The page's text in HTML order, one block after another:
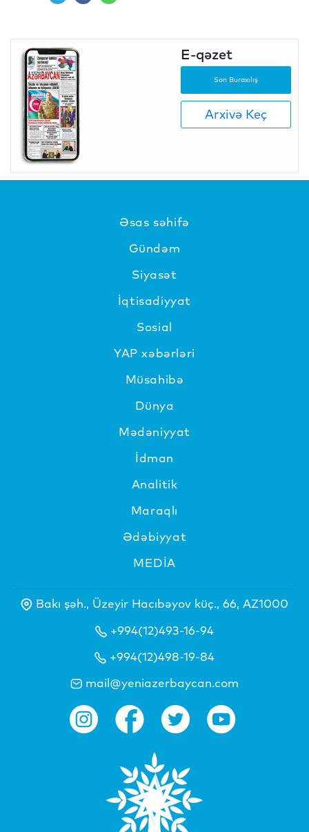
E-qəzet
Son Buraxılış
Arxivə Keç
Əsas səhifə
Gündəm
Siyasət
İqtisadiyyat
Sosial
YAP xəbərləri
Müsahibə
Dünya
Mədəniyyat
İdman
Analitik
Maraqlı
Ədəbiyyat
MEDİA
Bakı şəh., Üzeyir Hacıbəyov küç., 66, AZ1000
+994(12)493-16-94
+994(12)498-19-84
mail@yeniazerbaycan.com